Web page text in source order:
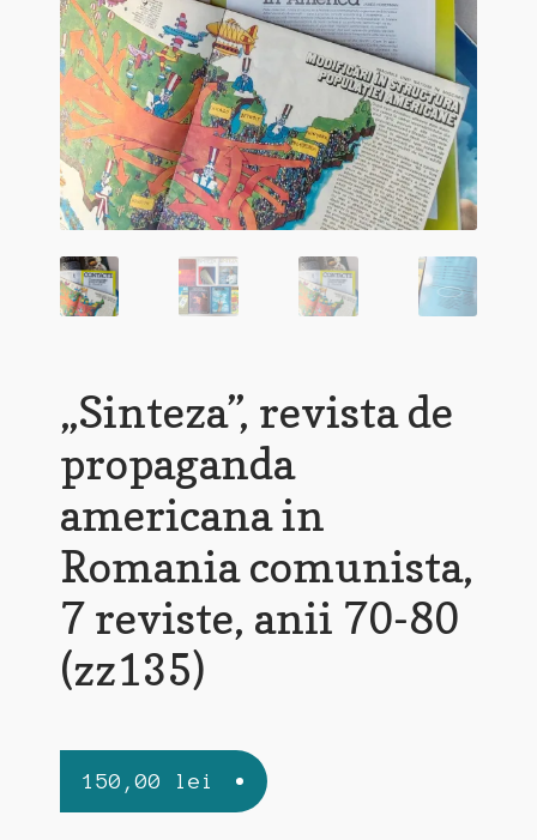
„Sinteza”, revista de
propaganda
americana in
Romania comunista,
7 reviste, anii 70-80
(zz135)
150,00 lei